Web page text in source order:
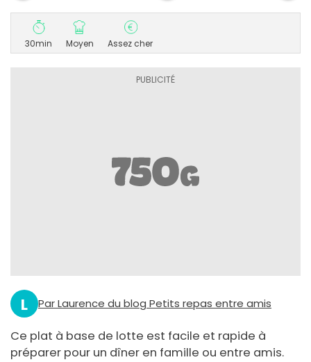
30min Moyen Assez cher
L Par Laurence du blog Petits repas entre amis
Ce plat à base de lotte est facile et rapide à
préparer pour un dîner en famille ou entre amis.